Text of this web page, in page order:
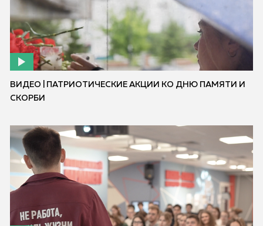
ВИДЕО | ПАТРИОТИЧЕСКИЕ АКЦИИ КО ДНЮ ПАМЯТИ И
СКОРБИ